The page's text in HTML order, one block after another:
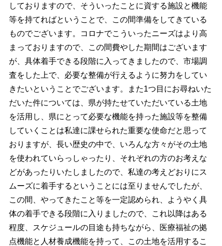
しておりますので、そういったことに資する施設と機能
等を持てればということで、この間準備をしてきている
ものでございます。コロナでこういったニーズはより高
まっておりますので、この間費やした期間はございます
が、具体着手できる段階に入ってきましたので、市場調
査をした上で、必要な整備が行えるように努力をしてい
きたいということでございます。また1つ目にお尋ねいた
だいた件については、県が持たせていただいている土地
を活用し、県にとって必要な機能を持った施設等を整備
していくことは私達に課せられた重要な使命だと思って
おりますが、長い歴史の中で、いろんな方々がその土地
を使われていらっしゃったり、それぞれの方のお考えな
どがあったりいたしましたので、私達の考えどおりにス
ムーズに着手するということには至りませんでしたが、
この間、やってきたこと等を一定認められ、ようやく具
体の着手できる段階に入りましたので、これ以降はある
程度、スケジュールの目途も持ちながら、医療福祉の拠
点機能と人材養成機能を持って、この土地を活用するこ